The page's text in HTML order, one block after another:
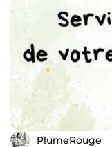
PlumeRouge